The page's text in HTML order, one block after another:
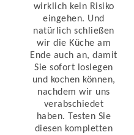
wirklich kein Risiko
eingehen. Und
natürlich schließen
wir die Küche am
Ende auch an, damit
Sie sofort loslegen
und kochen können,
nachdem wir uns
verabschiedet
haben. Testen Sie
diesen kompletten